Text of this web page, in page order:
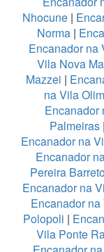
Nhocune|
Norma |
Encanador na
Vila Nova
Mazzei |
na Vila
Encanador
Palmeiras|
Encanador na
Encanador
Pereira
Encanador na
Encanador
Polopoli |
Vila Ponte